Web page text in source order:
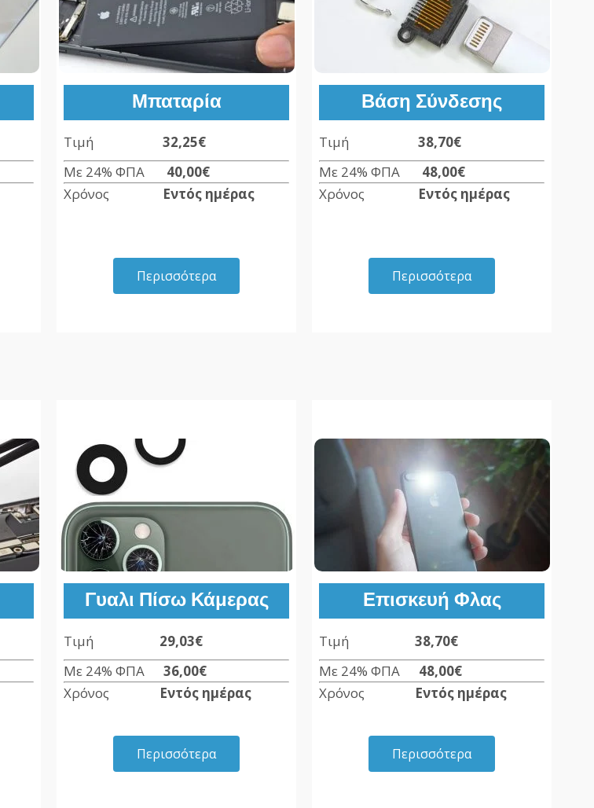
Μπαταρία
Τιμή 32,25€
Με 24% ΦΠΑ 40,00€
Χρόνος Εντός ημέρας
Περισσότερα
Βάση Σύνδεσης
Τιμή 38,70€
Με 24% ΦΠΑ 48,00€
Χρόνος Εντός ημέρας
Περισσότερα
Γυαλι Πίσω Κάμερας
Τιμή 29,03€
Με 24% ΦΠΑ 36,00€
Χρόνος Εντός ημέρας
Περισσότερα
Επισκευή Φλας
Τιμή 38,70€
Με 24% ΦΠΑ 48,00€
Χρόνος Εντός ημέρας
Περισσότερα